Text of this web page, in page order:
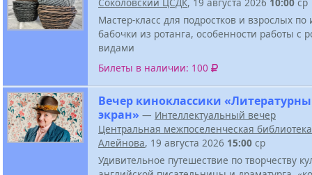
Мастер-класс для подростков и взрослых по
бабочки из ротанга, особенности работы с
видами
Билеты в наличии: 100
Вечер киноклассики
экран» — Интеллектуальный вечер
Центральная межпоселенческая
Алейнова, 19 августа 2026 15:00 ср
Удивительное путешествие по творчеству